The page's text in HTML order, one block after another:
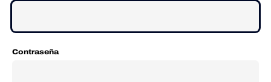
Contraseña